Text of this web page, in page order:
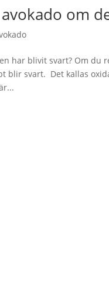
om
har blivit svart? Om
blir svart. Det kallas